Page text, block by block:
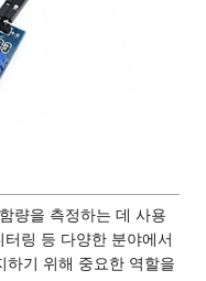
량을 측정하는 데 사용
링 등 다양한 분야에서
하기 위해 중요한 역할을